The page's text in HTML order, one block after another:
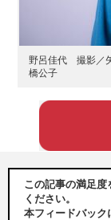
野呂佳代 撮影／
橋公子
この記事の満足
ください。
本フィードバック